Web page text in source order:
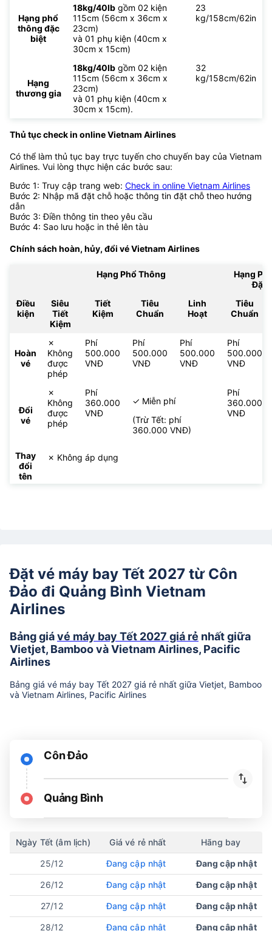
Hạng phổ
thông đặc
biệt
18kg/40lb gồm 02 kiện
115cm (56cm x 36cm x
23cm)
và 01 phụ kiện (40cm x
30cm x 15cm)
23
kg/158cm/62in
Hạng
thương gia
18kg/40lb gồm 02 kiện
115cm (56cm x 36cm x
23cm)
và 01 phụ kiện (40cm x
30cm x 15cm).
32
kg/158cm/62in
Thủ tục check in online Vietnam Airlines
Có thể làm thủ tục bay trực tuyến cho chuyến bay của Vietnam
Airlines. Vui lòng thực hiện các bước sau:
Bước 1: Truy cập trang web: Check in online Vietnam Airlines
Bước 2: Nhập mã đặt chỗ hoặc thông tin đặt chỗ theo hướng
dẫn
Bước 3: Điền thông tin theo yêu cầu
Bước 4: Sao lưu hoặc in thẻ lên tàu
Chính sách hoàn, hủy, đổi véVietnam Airlines
Hạng Phổ Thông
Hạng
Đặc
Điều
kiện
Siêu
Tiết
Kiệm
Tiết
Kiệm
Tiêu
Chuẩn
Linh
Hoạt
Tiêu
Chuẩn
Hoàn
vé
✗
Không
được
phép
Phí
500.000
VNĐ
Phí
500.000
VNĐ
Phí
500.000
VNĐ
Phí
500.000
VNĐ
Đổi
vé
✗
Không
được
phép
Phí
360.000
VNĐ
✓ Miễn phí
(Trừ Tết: phí
360.000 VNĐ)
Phí
360.000
VNĐ
Thay
đổi
tên
✗ Không áp dụng
Đặt vé máy bay Tết 2027 từ Côn
Đảo đi Quảng Bình Vietnam
Airlines
Bảng giávé máy bay Tết 2027 giá rẻ nhất giữa
Vietjet, Bamboo và Vietnam Airlines, Pacific
Airlines
Bảng giá vé máy bay Tết 2027 giá rẻ nhất giữa Vietjet, Bamboo
và Vietnam Airlines, Pacific Airlines
Côn Đảo
Quảng Bình
Ngày Tết (âm lịch) Giá vé rẻ nhất Hãng bay
25/12 Đang cập nhật Đang cập nhật
26/12 Đang cập nhật Đang cập nhật
27/12 Đang cập nhật Đang cập nhật
28/12 Đang cập nhật Đang cập nhật